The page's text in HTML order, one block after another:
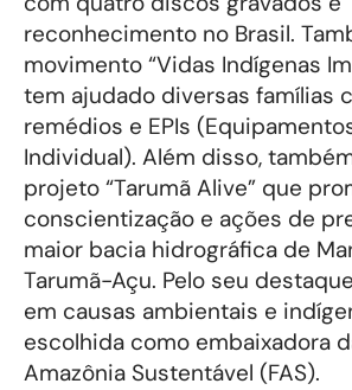
reconhecimento no Brasil.
movimento “Vidas Indígenas
tem ajudado diversas famílias
remédios e EPIs
Individual). Além disso,
projeto “Tarumã Alive” que
conscientização e ações de
maior bacia hidrográfica de
Tarumã-Açu. Pelo seu
em causas ambientais e
escolhida como embaixadora
Amazônia Sustentável (FAS).